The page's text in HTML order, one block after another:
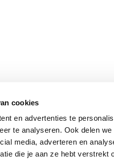
cookies
en advertenties te
te analyseren. Ook delen
media, adverteren en
die je aan ze hebt verstrekt
nieuwsbrief